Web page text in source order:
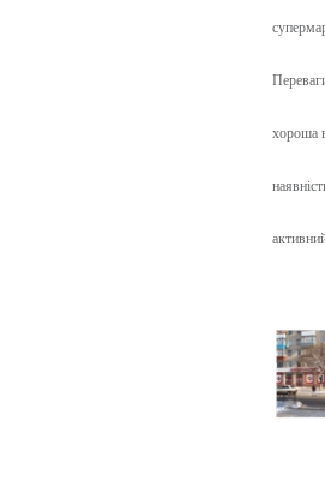
хороша